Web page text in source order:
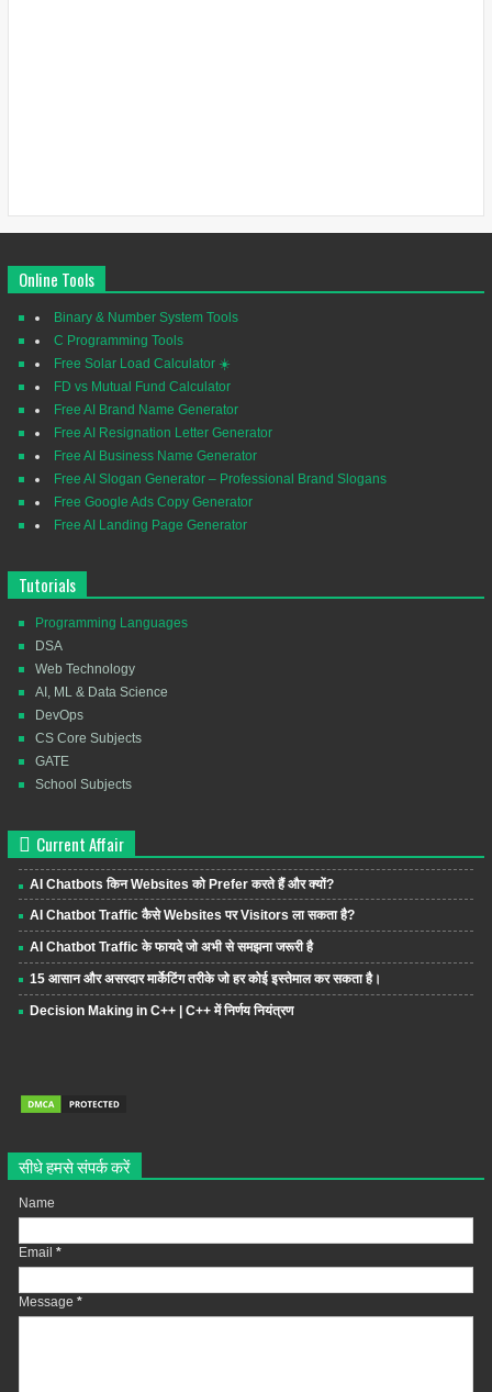
Online Tools
Binary & Number System Tools
C Programming Tools
Free Solar Load Calculator ☀️
FD vs Mutual Fund Calculator
Free AI Brand Name Generator
Free AI Resignation Letter Generator
Free AI Business Name Generator
Free AI Slogan Generator – Professional Brand Slogans
Free Google Ads Copy Generator
Free AI Landing Page Generator
Tutorials
Programming Languages
DSA
Web Technology
AI, ML & Data Science
DevOps
CS Core Subjects
GATE
School Subjects
Current Affair
AI Chatbots किन Websites को Prefer करते हैं और क्यों?
AI Chatbot Traffic कैसे Websites पर Visitors ला सकता है?
AI Chatbot Traffic के फायदे जो अभी से समझना जरूरी है
15 आसान और असरदार मार्केटिंग तरीके जो हर कोई इस्तेमाल कर सकता है।
Decision Making in C++ | C++ में निर्णय नियंत्रण
सीधे हमसे संपर्क करें
Name
Email *
Message *